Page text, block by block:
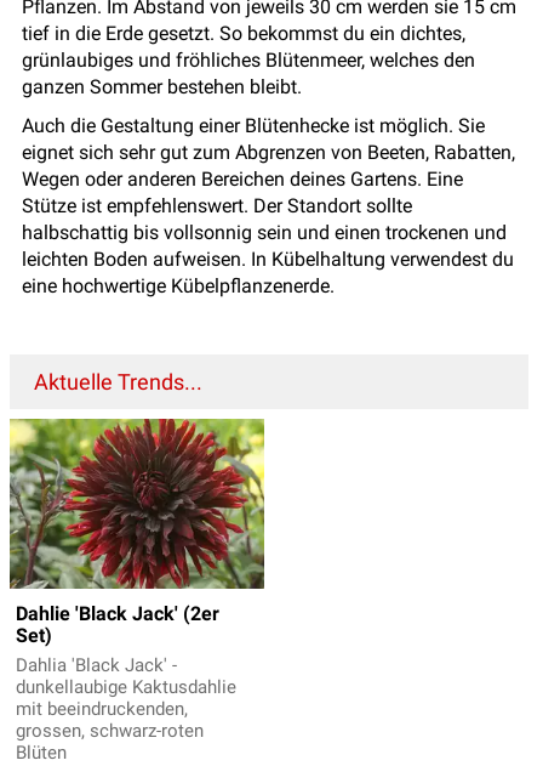
Pflanzen. Im Abstand von jeweils 30 cm werden sie 15 cm
tief in die Erde gesetzt. So bekommst du ein dichtes,
grünlaubiges und fröhliches Blütenmeer, welches den
ganzen Sommer bestehen bleibt.
Auch die Gestaltung einer Blütenhecke ist möglich. Sie
eignet sich sehr gut zum Abgrenzen von Beeten, Rabatten,
Wegen oder anderen Bereichen deines Gartens. Eine
Stütze ist empfehlenswert. Der Standort sollte
halbschattig bis vollsonnig sein und einen trockenen und
leichten Boden aufweisen. In Kübelhaltung verwendest du
eine hochwertige Kübelpflanzenerde.
Aktuelle Trends...
Dahlie 'Black Jack' (2er
Set)
Dahlia 'Black Jack' -
dunkellaubige Kaktusdahlie
mit beeindruckenden,
grossen, schwarz-roten
Blüten